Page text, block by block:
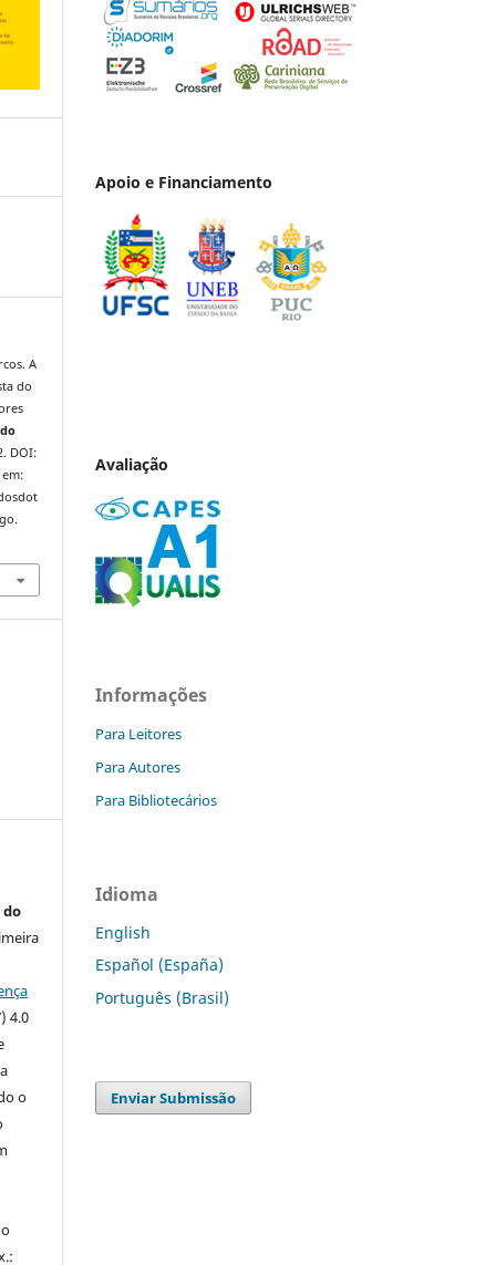
A
do
DOI:
em:
do
4.0
o
Apoio e Financiamento
Avaliação
Informações
Para Leitores
Para Autores
Para Bibliotecários
Idioma
English
Español (España)
Português (Brasil)
Enviar Submissão